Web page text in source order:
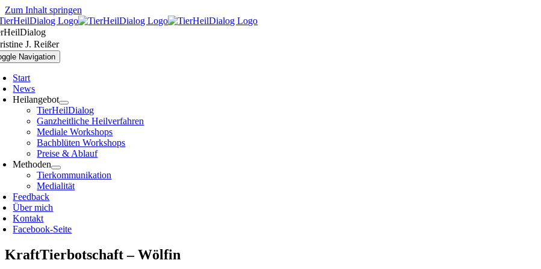
Zum Inhalt springen
J. Reißer
Navigation
Start
News
Heilangebot
TierHeilDialog
Ganzheitliche Heilverfahren
Mediale Workshops
Bachblüten Workshops
Preise & Ablauf
Methoden
Tierkommunikation
Medialität
Feedback
Über mich
Kontakt
Facebook-Seite
KraftTierbotschaft – Wölfin